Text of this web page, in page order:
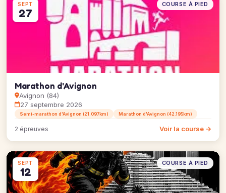
SEPT
27
COURSE À PIED
Marathon d'Avignon
Avignon (84)
27 septembre 2026
Semi-marathon d'Avignon (21.097km) Marathon d'Avignon (42.195km)
2 épreuves Voir la course →
SEPT
12
COURSE À PIED